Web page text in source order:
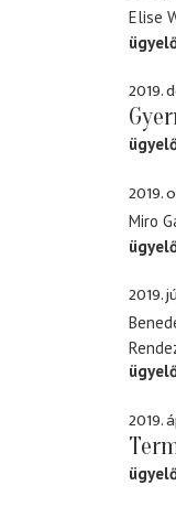
Elise
2019.
2019.
Miro
2019.
2019.